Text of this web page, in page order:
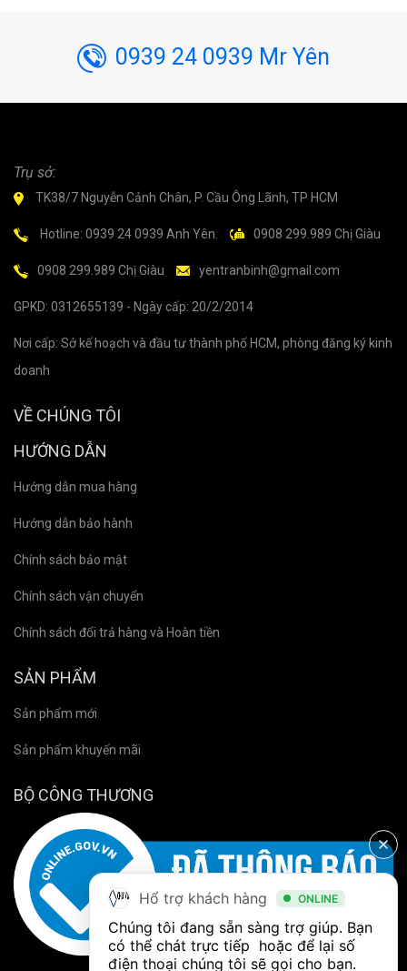
0939 24 0939 Mr Yên
Trụ sở:
TK38/7 Nguyễn Cảnh Chân, P. Cầu Ông Lãnh, TP HCM
Hotline: 0939 24 0939 Anh Yên. 0908 299.989 Chị Giàu
0908 299.989 Chị Giàu yentranbinh@gmail.com
GPKD: 0312655139 - Ngày cấp: 20/2/2014
Nơi cấp: Sở kế hoạch và đầu tư thành phố HCM, phòng đăng ký kinh
doanh
VỀ CHÚNG TÔI
HƯỚNG DẪN
Hướng dẫn mua hàng
Hướng dẫn bảo hành
Chính sách bảo mật
Chính sách vận chuyển
Chính sách đổi trả hàng và Hoàn tiền
SẢN PHẨM
Sản phẩm mới
Sản phẩm khuyến mãi
BỘ CÔNG THƯƠNG
Hổ trợ khách hàng ONLINE
Chúng tôi đang sẵn sàng trợ giúp. Bạn
có thể chát trực tiếp  hoặc để lại số
điện thoại chúng tôi sẽ gọi cho bạn.